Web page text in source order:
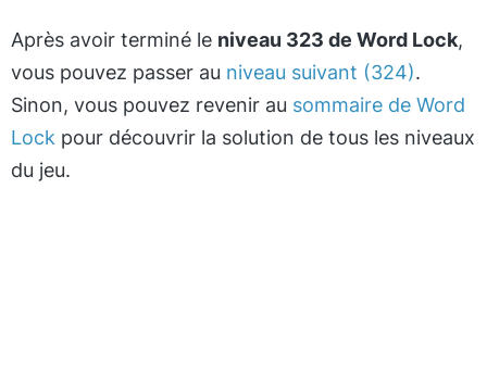
Après avoir terminé le niveau 323 de Word Lock,
vous pouvez passer au niveau suivant (324).
Sinon, vous pouvez revenir au sommaire de Word
Lock pour découvrir la solution de tous les niveaux
du jeu.